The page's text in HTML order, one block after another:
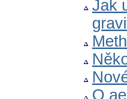
Jak
O